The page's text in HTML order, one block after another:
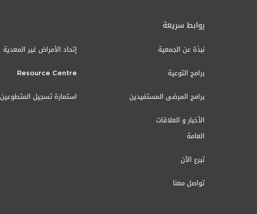
روابط سريعة
نبذة عن الجمعية
برامج التوعية
برامج المرضى المستفيدين
إتحاد الأمراض غير المعدية
Resource Centre
استمارة تسجيل المتطوعين
الأخبار و العلاقات
العامة
تبرع الآن
تواصل معنا